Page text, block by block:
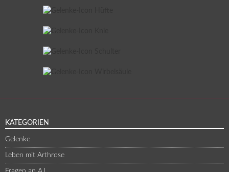
KATEGORIEN
Gelenke
Leben mit Arthrose